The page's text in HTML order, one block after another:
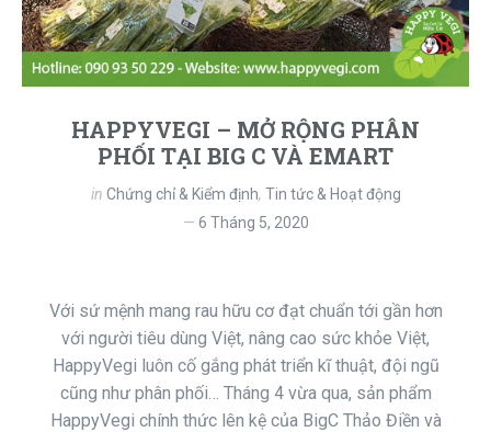
HAPPYVEGI – MỞ RỘNG PHÂN
PHỐI TẠI BIG C VÀ EMART
in Chứng chỉ & Kiểm định, Tin tức & Hoạt động
6 Tháng 5, 2020
Với sứ mệnh mang rau hữu cơ đạt chuẩn tới gần hơn
với người tiêu dùng Việt, nâng cao sức khỏe Việt,
HappyVegi luôn cố gắng phát triển kĩ thuật, đội ngũ
cũng như phân phối… Tháng 4 vừa qua, sản phẩm
HappyVegi chính thức lên kệ của BigC Thảo Điền và